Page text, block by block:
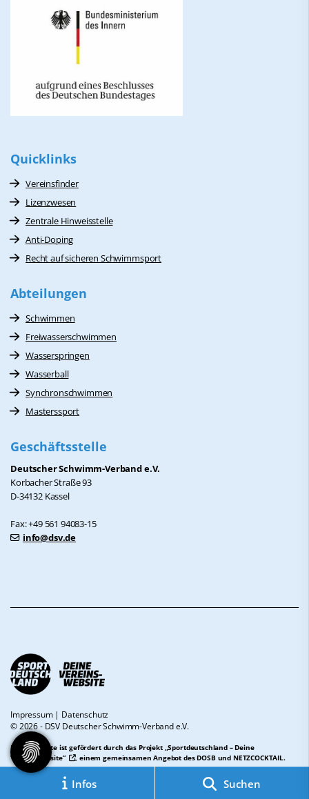
Infos Suchen
Quicklinks
Vereinsfinder
Lizenzwesen
Zentrale Hinweisstelle
Anti-Doping
Recht auf sicheren Schwimmsport
Abteilungen
Schwimmen
Freiwasserschwimmen
Wasserspringen
Wasserball
Synchronschwimmen
Masterssport
Geschäftsstelle
Deutscher Schwimm-Verband e.V.
Korbacher Straße 93
D-34132 Kassel
Fax: +49 561 94083-15
info@dsv.de
Impressum| Datenschutz
© 2026 - DSV Deutscher Schwimm-Verband e.V.
Diese Website ist gefördert durch das Projekt „Sportdeutschland – Deine
Vereinswebsite”
, einem gemeinsamen Angebot des DOSB und NETZCOCKTAIL.